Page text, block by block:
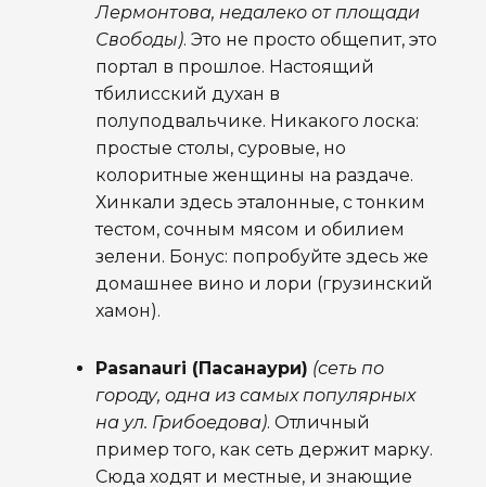
Лермонтова, недалеко от площади
Свободы). Это не просто общепит, это
портал в прошлое. Настоящий
тбилисский духан в
полуподвальчике. Никакого лоска:
простые столы, суровые, но
колоритные женщины на раздаче.
Хинкали здесь эталонные, с тонким
тестом, сочным мясом и обилием
зелени. Бонус: попробуйте здесь же
домашнее вино и лори (грузинский
хамон).
Pasanauri (Пасанаури) (сеть по
городу, одна из самых популярных
на ул. Грибоедова). Отличный
пример того, как сеть держит марку.
Сюда ходят и местные, и знающие